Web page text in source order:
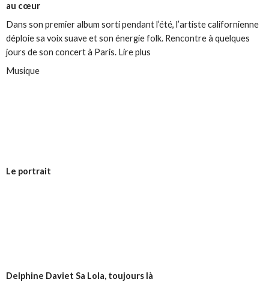
au cœur
Dans son premier album sorti pendant l’été, l’artiste californienne
déploie sa voix suave et son énergie folk. Rencontre à quelques
jours de son concert à Paris. Lire plus
Musique
Le portrait
Delphine Daviet Sa Lola, toujours là